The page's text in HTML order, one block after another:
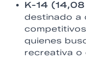
K-14
destinado a
quienes
recreativa o